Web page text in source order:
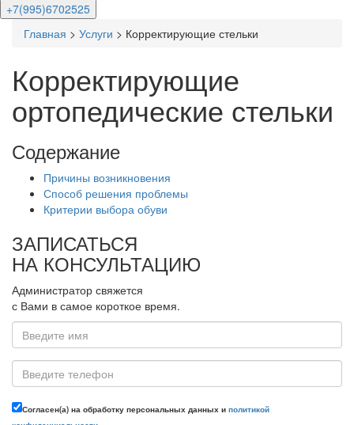
+7(995)6702525
Главная > Услуги > Корректирующие стельки
Корректирующие
ортопедические стельки
Содержание
Причины возникновения
Способ решения проблемы
Критерии выбора обуви
ЗАПИСАТЬСЯ
НА КОНСУЛЬТАЦИЮ
Администратор свяжется
с Вами в самое короткое время.
Согласен(а) на обработку персональных данных и политикой